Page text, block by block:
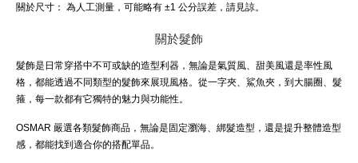
關於尺寸： 為人工測量，可能略有 ±1 公分誤差，請見諒。
關於髮飾
髮飾是日常穿搭中不可或缺的造型利器，無論是氣質風、甜美風還是率性風
格，都能透過不同類型的髮飾來展現風格。從一字夾、鯊魚夾，到大腸圈、髮
箍，每一款都有它獨特的魅力與功能性。
OSMAR 嚴選各類髮飾商品，無論是固定瀏海、綁髮造型，還是提升整體造型
感，都能找到適合你的搭配單品。